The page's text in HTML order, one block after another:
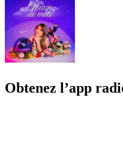
Obtenez l’app